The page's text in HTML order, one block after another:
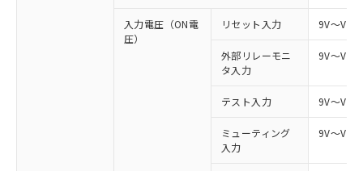
入力電圧（ON電
圧）
リセット入力 9V～Vs
外部リレーモニ
タ入力
9V～Vs
テスト入力 9V～Vs
ミューティング
入力
9V～Vs